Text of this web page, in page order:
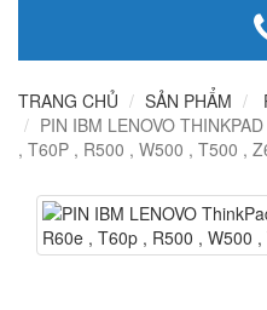
TRANG CHỦ SẢN PHẨM
PIN IBM LENOVO
, T60P , R500 , W500 , T500 ,